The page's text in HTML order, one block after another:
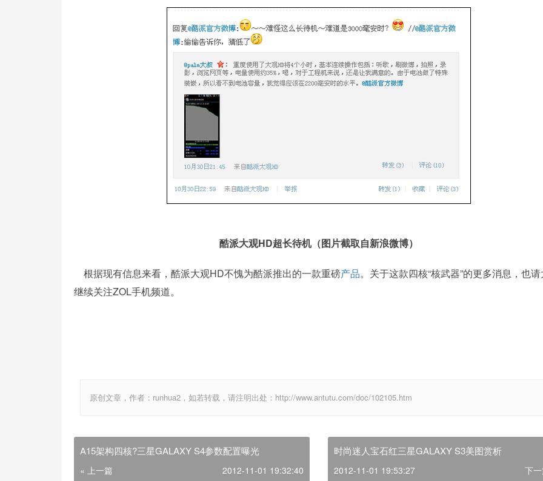
酷派大观HD超长待机（图片截取自新浪微博）
根据现有信息来看，酷派大观HD不愧为酷派推出的一款重磅产品。关于这款四核“核武器”的更多消息，也
继续关注ZOL手机频道。
原创文章，作者：runhua2，如若转载，请注明出处：http://www.antutu.com/doc/102105.htm
A15架构四核?三星GALAXY S4参数配置曝光
« 上一篇 2012-11-01 19:32:40
时尚迷人宝石红三星GALAXY S3美图赏析
2012-11-01 19:53:27 下